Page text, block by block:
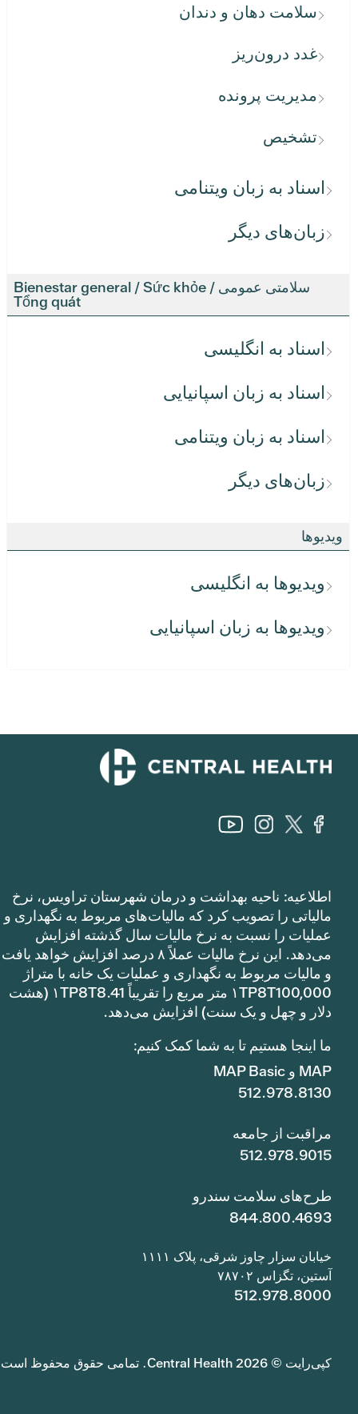
سلامت دهان و دندان
غدد درون‌ریز
مدیریت پرونده
تشخیص
اسناد به زبان ویتنامی
زبان‌های دیگر
سلامتی عمومی / Bienestar general / Sức khỏe
Tổng quát
اسناد به انگلیسی
اسناد به زبان اسپانیایی
اسناد به زبان ویتنامی
زبان‌های دیگر
ویدیوها
ویدیوها به انگلیسی
ویدیوها به زبان اسپانیایی
اطلاعیه: ناحیه بهداشت و درمان شهرستان تراویس، نرخ
مالیاتی را تصویب کرد که مالیات‌های مربوط به نگهداری و
عملیات را نسبت به نرخ مالیات سال گذشته افزایش
می‌دهد. این نرخ مالیات عملاً ۸ درصد افزایش خواهد یافت
و مالیات مربوط به نگهداری و عملیات یک خانه با متراژ
۱TP8T100,000 متر مربع را تقریباً ۱TP8T8.41 (هشت
دلار و چهل و یک سنت) افزایش می‌دهد.
ما اینجا هستیم تا به شما کمک کنیم:
MAP و MAP Basic
512.978.8130
مراقبت از جامعه
512.978.9015
طرح‌های سلامت سندرو
844.800.4693
خیابان سزار چاوز شرقی، پلاک ۱۱۱۱
آستین، تگزاس ۷۸۷۰۲
512.978.8000
کپی‌رایت © 2026 Central Health. تمامی حقوق محفوظ است.